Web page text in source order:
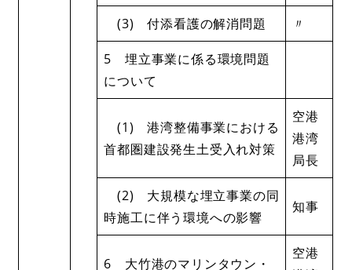
(3) 付添看護の解消問題 〃
5 埋立事業に係る環境問題
について
(1) 港湾整備事業における
首都圏建設発生土受入れ対策
空港
港湾
局長
(2) 大規模な埋立事業の同
時施工に伴う環境への影響
知事
6 大竹港のマリンタウン・
空港